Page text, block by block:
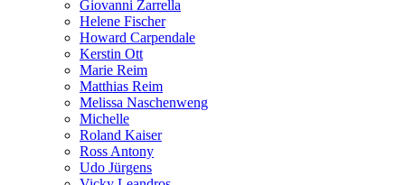
Giovanni Zarrella
Helene Fischer
Howard Carpendale
Kerstin Ott
Marie Reim
Matthias Reim
Melissa Naschenweng
Michelle
Roland Kaiser
Ross Antony
Udo Jürgens